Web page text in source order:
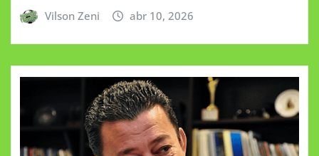
Vilson Zeni abr 10, 2026